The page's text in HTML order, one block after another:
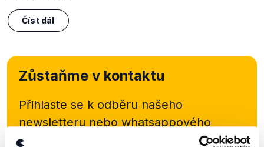
Číst dál
Zůstaňme v kontaktu
Přihlaste se k odběru našeho
newsletteru nebo whatsappového
kanálu, kde pravidelně přinášíme